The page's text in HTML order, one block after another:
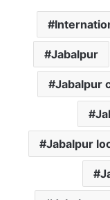
a
s
p
c
e
b
o
o
k
i
t
t
e
r
a
i
l
Jabalpur
Jabalpur
Jabalpur